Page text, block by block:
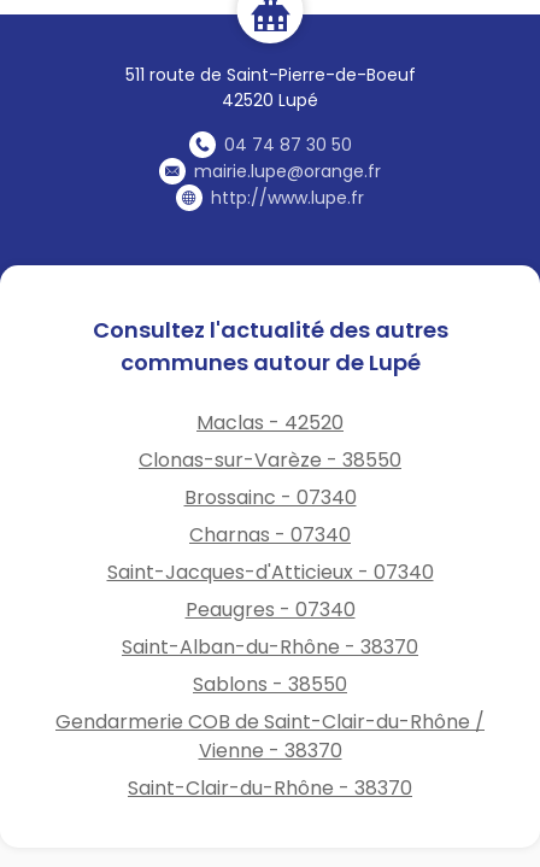
511 route de Saint-Pierre-de-Boeuf
42520 Lupé
04 74 87 30 50
mairie.lupe@orange.fr
http://www.lupe.fr
Consultez l'actualité des autres
communes autour de Lupé
Maclas - 42520
Clonas-sur-Varèze - 38550
Brossainc - 07340
Charnas - 07340
Saint-Jacques-d'Atticieux - 07340
Peaugres - 07340
Saint-Alban-du-Rhône - 38370
Sablons - 38550
Gendarmerie COB de Saint-Clair-du-Rhône /
Vienne - 38370
Saint-Clair-du-Rhône - 38370